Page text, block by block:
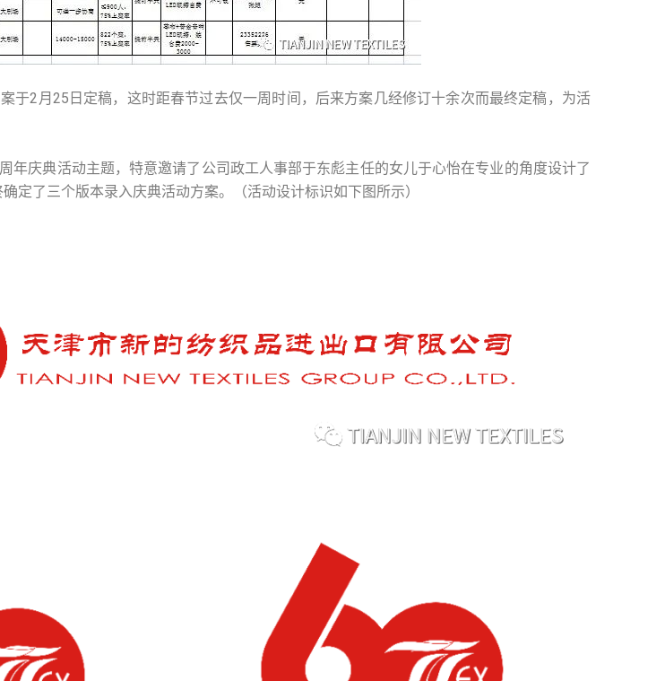
于2月25日定稿，这时距春节过去仅一周时间，后来方案几经修订十余次而最终定稿，为活
年庆典活动主题，特意邀请了公司政工人事部于东彪主任的女儿于心怡在专业的角度设计了
定了三个版本录入庆典活动方案。（活动设计标识如下图所示）